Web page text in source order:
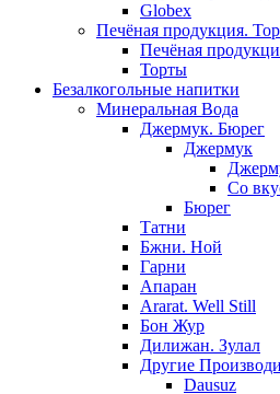
Globex
Печёная продукция.
Печёная
Торты
Безалкогольные напитки
Минеральная Вода
Джермук. Бюрег
Джермук
Со
Бюрег
Татни
Бжни. Ной
Гарни
Апаран
Ararat. Well Still
Бон Жур
Дилижан. Зулал
Другие
Dausuz